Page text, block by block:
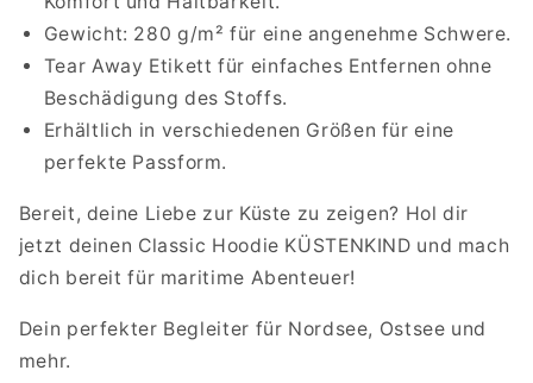
Gewicht: 280 g/m² für eine angenehme Schwere.
Tear Away Etikett für einfaches Entfernen ohne
Beschädigung des Stoffs.
Erhältlich in verschiedenen Größen für eine
perfekte Passform.
Bereit, deine Liebe zur Küste zu zeigen? Hol dir
jetzt deinen Classic Hoodie KÜSTENKIND und mach
dich bereit für maritime Abenteuer!
Dein perfekter Begleiter für Nordsee, Ostsee und
mehr.